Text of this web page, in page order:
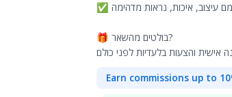
עיצוב, איכות, נראות מדהימה
🎁 בולטים מהשאר?
Earn commissions up to